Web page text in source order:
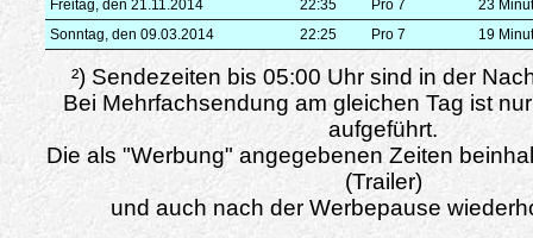
Freitag, den 21.11.2014
22:35 Pro 7
23
Sonntag, den 09.03.2014
22:25 Pro 7 19
²) Sendezeiten bis 05:00 Uhr sind in der
Bei Mehrfachsendung am gleichen Tag ist
aufgeführt.
Die als "Werbung" angegebenen Zeiten
(Trailer)
und auch nach der Werbepause